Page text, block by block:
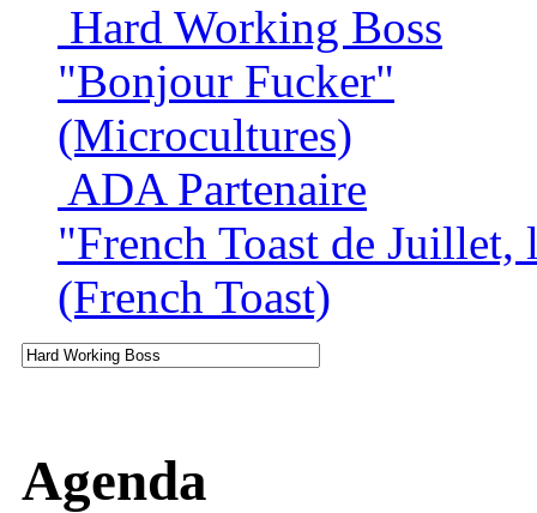
Hard Working Boss
"Bonjour Fucker"
(Microcultures)
ADA Partenaire
"French Toast de
(French Toast)
Agenda